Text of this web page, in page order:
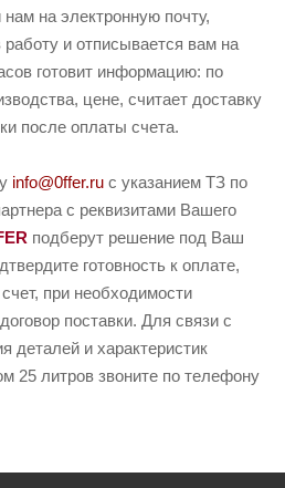
на электронную почту,
и отписывается вам на
готовит информацию: по
цене, считает доставку
после оплаты счета.
info@0ffer.ru с указанием ТЗ по
с реквизитами Вашего
подберут решение под Ваш
готовность к оплате,
при необходимости
поставки. Для связи с
деталей и характеристик
25 литров звоните по телефону